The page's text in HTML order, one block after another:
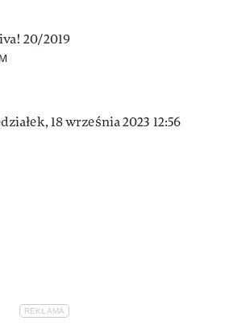
18 września 2023 12:56